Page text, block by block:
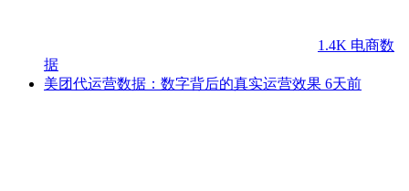
1.4K 电商数
据
美团代运营数据：数字背后的真实运营效果 6天前